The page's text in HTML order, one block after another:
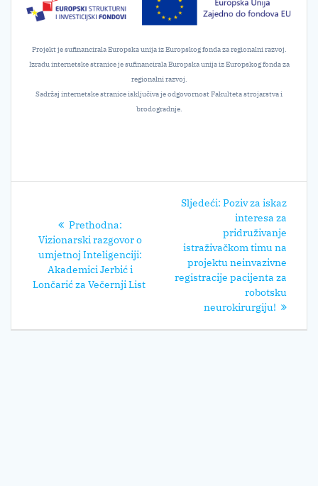
Projekt je sufinancirala Europska unija iz Europskog fonda za regionalni razvoj.
Izradu internetske stranice je sufinancirala Europska unija iz Europskog fonda za
regionalni razvoj.
Sadržaj internetske stranice isključiva je odgovornost Fakulteta strojarstva i
brodogradnje.
objavaPrethodna:Prethodni
post:
Vizionarski razgovor o
umjetnoj Inteligenciji:
Akademici Jerbić i
Lončarić za Večernji List
Sljedeći: Sljedeći
post:
Poziv za iskaz
interesa za
pridruživanje
istraživačkom timu na
projektu neinvazivne
registracije pacijenta za
robotsku
neurokirurgiju!